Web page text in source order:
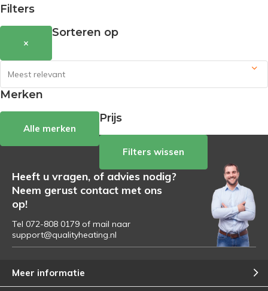
Filters
×
Sorteren op
Merken
Alle merken
Prijs
Filters wissen
Heeft u vragen, of advies nodig?
Neem gerust contact met ons
op!
Tel 072-808 0179 of mail naar
support@qualityheating.nl
Meer informatie